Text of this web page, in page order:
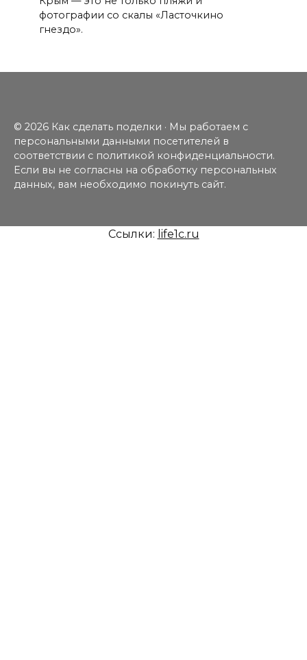
фотографии со скалы «Ласточкино
гнездо».
© 2026 Как сделать поделки · Мы работаем с
персональными данными посетителей в
соответствии с политикой конфиденциальности.
Если вы не согласны на обработку персональных
данных, вам необходимо покинуть сайт.
Ссылки: life1c.ru